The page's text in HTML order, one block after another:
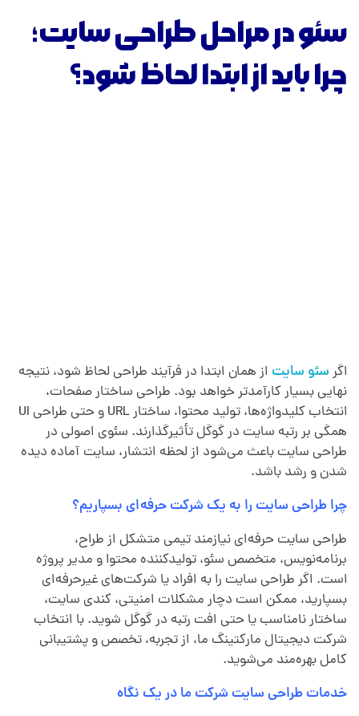
سئو در مراحل طراحی سایت؛
چرا باید از ابتدا لحاظ شود؟
اگرسئو سایت از همان ابتدا در فرآیند طراحی لحاظ شود، نتیجه
نهایی بسیار کارآمدتر خواهد بود. طراحی ساختار صفحات،
انتخاب کلیدواژه‌ها، تولید محتوا، ساختار URL و حتی طراحی UI
همگی بر رتبه سایت در گوگل تأثیرگذارند. سئوی اصولی در
طراحی سایت باعث می‌شود از لحظه انتشار، سایت آماده دیده
شدن و رشد باشد.
چرا طراحی سایت را به یک شرکت حرفه‌ای بسپاریم؟
طراحی سایت حرفه‌ای نیازمند تیمی متشکل از طراح،
برنامه‌نویس، متخصص سئو، تولیدکننده محتوا و مدیر پروژه
است. اگر طراحی سایت را به افراد یا شرکت‌های غیرحرفه‌ای
بسپارید، ممکن است دچار مشکلات امنیتی، کندی سایت،
ساختار نامناسب یا حتی افت رتبه در گوگل شوید. با انتخاب
شرکت دیجیتال مارکتینگ ما، از تجربه، تخصص و پشتیبانی
کامل بهره‌مند می‌شوید.
خدمات طراحی سایت شرکت ما در یک نگاه